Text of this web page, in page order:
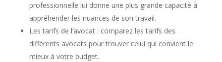
professionnelle lui donne une plus grande capacité à
appréhender les nuances de son travail.
Les tarifs de l’avocat : comparez les tarifs des
différents avocats pour trouver celui qui convient le
mieux à votre budget.